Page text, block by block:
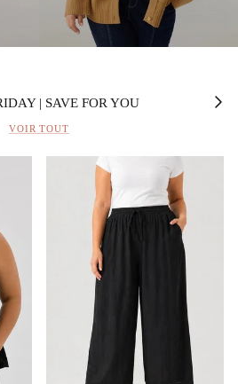
| SAVE FOR YOU Suivant
VOIR TOUT